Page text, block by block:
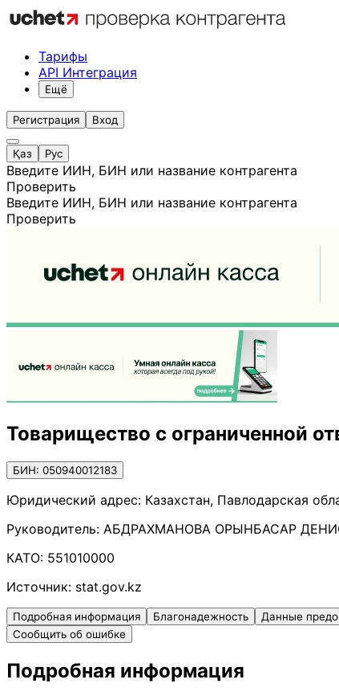
Тарифы
API Интеграция
Ещё
Регистрация Вход
Қаз Рус
Введите ИИН, БИН или название контрагента
Проверить
Введите ИИН, БИН или название контрагента
Проверить
Товарищество с ограниченной
БИН: 050940012183
Юридический адрес: Казахстан, Павлодарская
Руководитель: АБДРАХМАНОВА ОРЫНБАСАР
КАТО: 551010000
Источник: stat.gov.kz
Подробная информация Благонадежность Данные
Сообщить об ошибке
Подробная информация